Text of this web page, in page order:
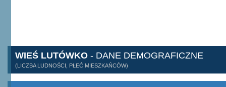
WIEŚ LUTÓWKO - DANE DEMOGRAFICZNE
(LICZBA LUDNOŚCI, PŁEĆ MIESZKAŃCÓW)